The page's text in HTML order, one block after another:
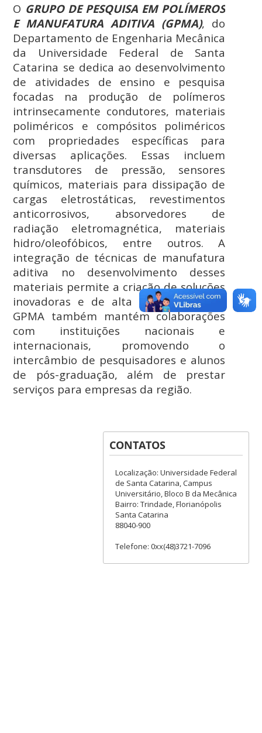
O GRUPO DE PESQUISA EM POLÍMEROS
E MANUFATURA ADITIVA (GPMA), do
Departamento de Engenharia Mecânica
da Universidade Federal de Santa
Catarina se dedica ao desenvolvimento
de atividades de ensino e pesquisa
focadas na produção de polímeros
intrinsecamente condutores, materiais
poliméricos e compósitos poliméricos
com propriedades específicas para
diversas aplicações. Essas incluem
transdutores de pressão, sensores
químicos, materiais para dissipação de
cargas eletrostáticas, revestimentos
anticorrosivos, absorvedores de
radiação eletromagnética, materiais
hidro/oleofóbicos, entre outros. A
integração de técnicas de manufatura
aditiva no desenvolvimento desses
materiais permite a criação de soluções
inovadoras e de alta performance. O
GPMA também mantém colaborações
com instituições nacionais e
internacionais, promovendo o
intercâmbio de pesquisadores e alunos
de pós-graduação, além de prestar
serviços para empresas da região.
CONTATOS
Localização: Universidade Federal
de Santa Catarina, Campus
Universitário, Bloco B da Mecânica
Bairro: Trindade, Florianópolis
Santa Catarina
88040-900
Telefone: 0xx(48)3721-7096